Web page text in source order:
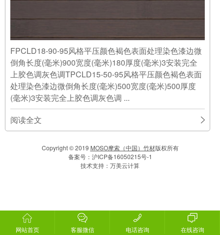
FPCLD18-90-95风格平压颜色褐色表面处理染色漆边微
倒角长度(毫米)900宽度(毫米)180厚度(毫米)3安装完全
上胶色调灰色调TPCLD15-50-95风格平压颜色褐色表面
处理染色漆边微倒角长度(毫米)500宽度(毫米)500厚度
(毫米)3安装完全上胶色调灰色调 ...
阅读全文
网站首页 客服微信 电话咨询 在线咨询
Copyright © 2019 MOSO摩索（中国）竹材版权所有
备案号： 沪ICP备16050215号-1
技术支持： 万美云计算